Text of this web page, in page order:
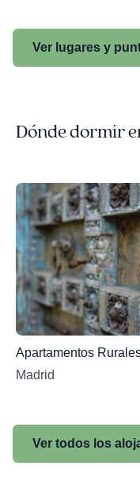
Ver lugares y
Dónde dormir
Apartamentos
Madrid
Ver todos los